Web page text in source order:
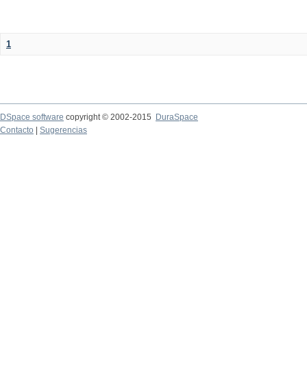
1
DSpace software copyright © 2002-2015
DuraSpace
Contacto
Sugerencias